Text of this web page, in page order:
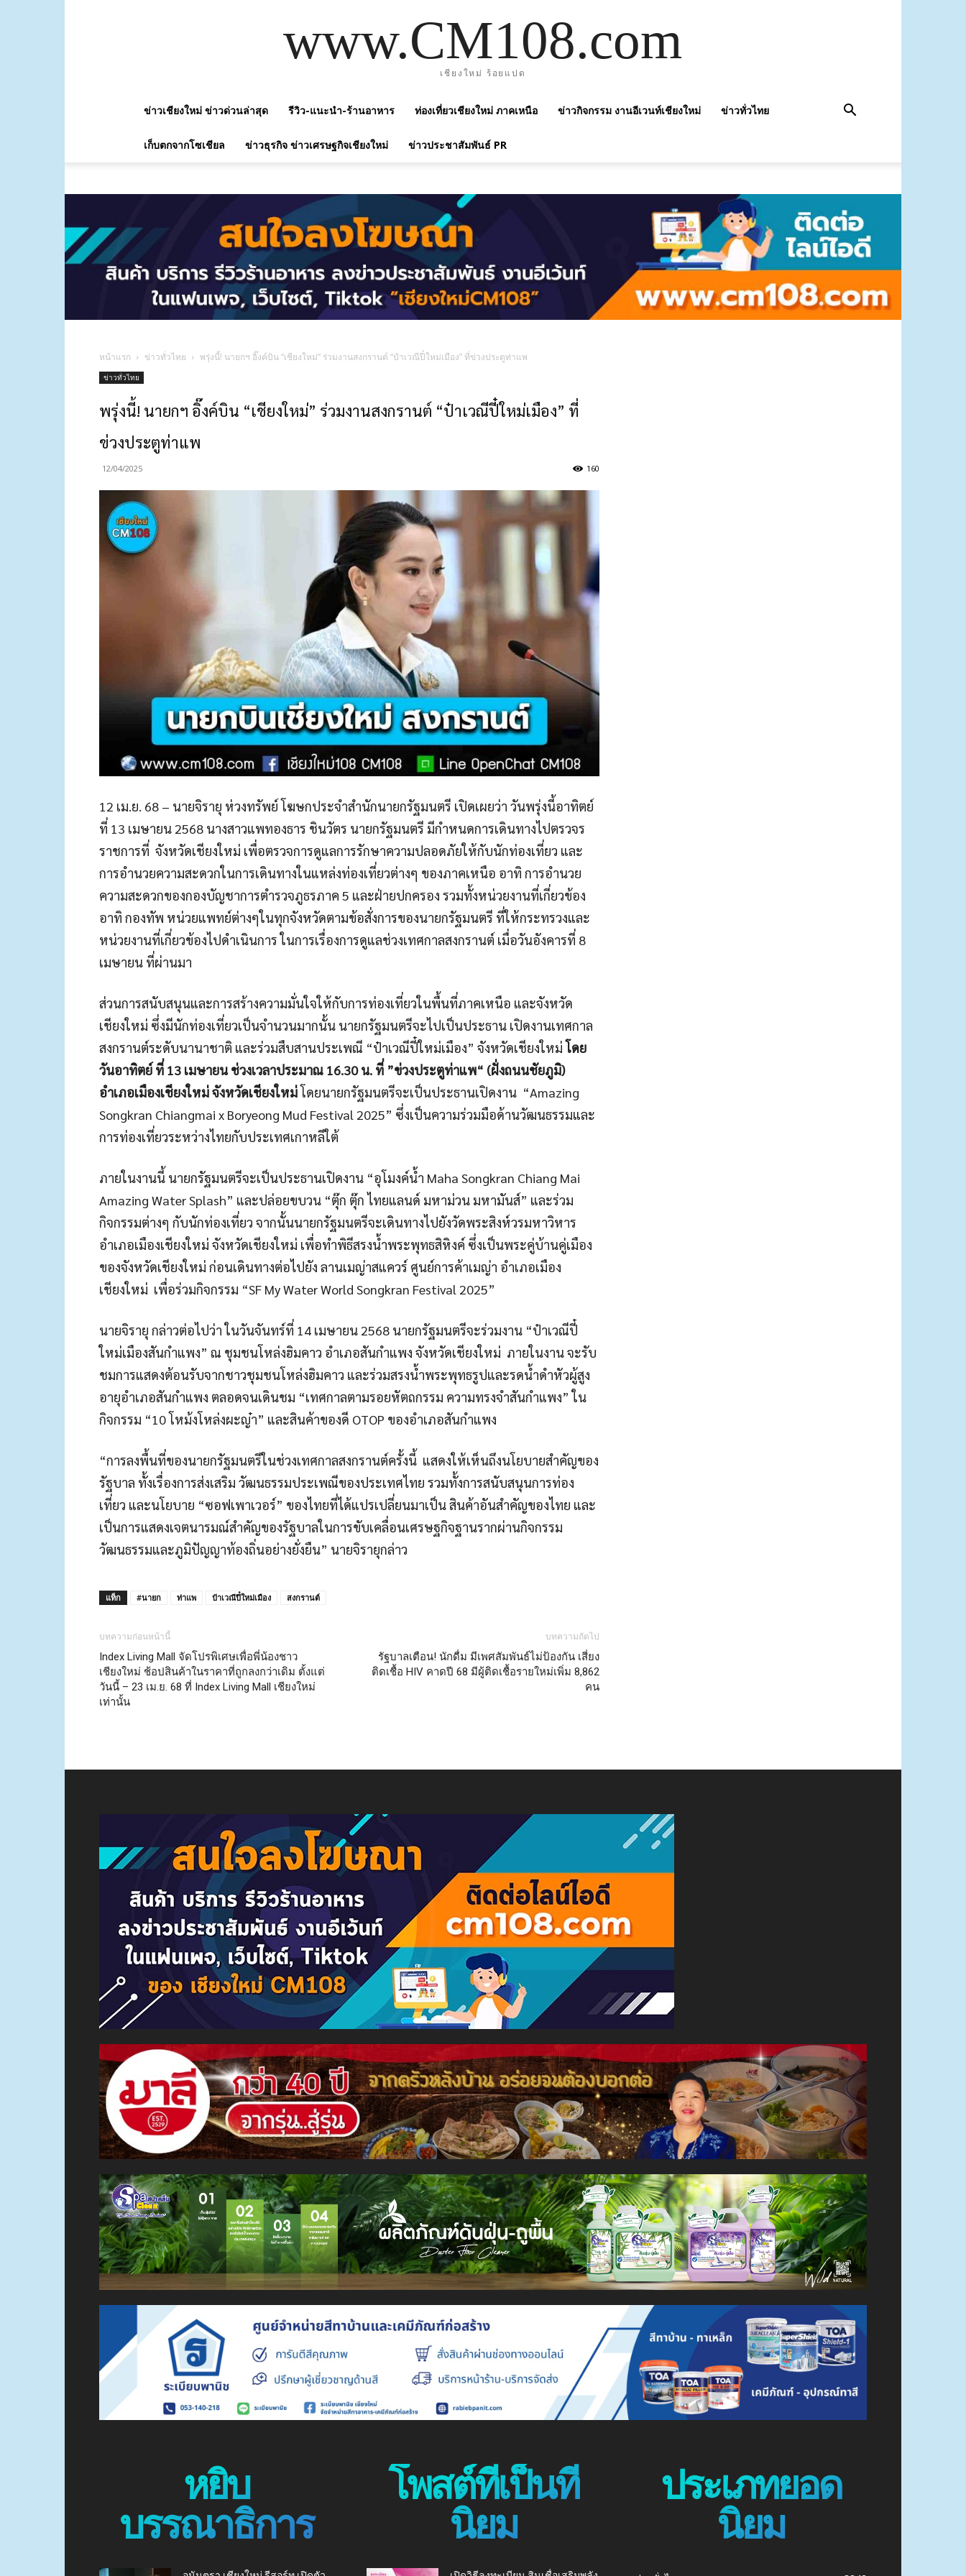
www.CM108.com
เชียงใหม่ ร้อยแปด
ข่าวเชียงใหม่ ข่าวด่วนล่าสุด รีวิว-แนะนำ-ร้านอาหาร ท่องเที่ยวเชียงใหม่ ภาคเหนือ ข่าวกิจกรรม งานอีเวนท์เชียงใหม่ ข่าวทั่วไทย
เก็บตกจากโซเชียล ข่าวธุรกิจ ข่าวเศรษฐกิจเชียงใหม่ ข่าวประชาสัมพันธ์ PR
หน้าแรก ข่าวทั่วไทย พรุ่งนี้! นายกฯ อิ๊งค์บิน “เชียงใหม่” ร่วมงานสงกรานต์ “ป๋าเวณีปี๋ใหม่เมือง” ที่ข่วงประตูท่าแพ
ข่าวทั่วไทย
พรุ่งนี้! นายกฯ อิ๊งค์บิน “เชียงใหม่” ร่วมงานสงกรานต์ “ป๋าเวณีปี๋ใหม่เมือง” ที่
ข่วงประตูท่าแพ
12/04/2025 160
12 เม.ย. 68 – นายจิรายุ ห่วงทรัพย์ โฆษกประจำสำนักนายกรัฐมนตรี เปิดเผยว่า วันพรุ่งนี้อาทิตย์
ที่ 13 เมษายน 2568 นางสาวแพทองธาร ชินวัตร นายกรัฐมนตรี มีกำหนดการเดินทางไปตรวจร
ราชการที่ จังหวัดเชียงใหม่ เพื่อตรวจการดูแลการรักษาความปลอดภัยให้กับนักท่องเที่ยว และ
การอำนวยความสะดวกในการเดินทางในแหล่งท่องเที่ยวต่างๆ ของภาคเหนือ อาทิ การอำนวย
ความสะดวกของกองบัญชาการตำรวจภูธรภาค 5 และฝ่ายปกครอง รวมทั้งหน่วยงานที่เกี่ยวข้อง
อาทิ กองทัพ หน่วยแพทย์ต่างๆในทุกจังหวัดตามข้อสั่งการของนายกรัฐมนตรี ที่ให้กระทรวงและ
หน่วยงานที่เกี่ยวข้องไปดำเนินการ ในการเรื่องการดูแลช่วงเทศกาลสงกรานต์ เมื่อวันอังคารที่ 8
เมษายน ที่ผ่านมา
ส่วนการสนับสนุนและการสร้างความมั่นใจให้กับการท่องเที่ยวในพื้นที่ภาคเหนือ และจังหวัด
เชียงใหม่ ซึ่งมีนักท่องเที่ยวเป็นจำนวนมากนั้น นายกรัฐมนตรีจะไปเป็นประธาน เปิดงานเทศกาล
สงกรานต์ระดับนานาชาติ และร่วมสืบสานประเพณี “ป๋าเวณีปี๋ใหม่เมือง” จังหวัดเชียงใหม่โดย
วันอาทิตย์ ที่ 13 เมษายน ช่วงเวลาประมาณ 16.30 น. ที่ ”ข่วงประตูท่าแพ“ (ฝั่งถนนชัยภูมิ)
อำเภอเมืองเชียงใหม่ จังหวัดเชียงใหม่โดยนายกรัฐมนตรีจะเป็นประธานเปิดงาน “Amazing
Songkran Chiangmai x Boryeong Mud Festival 2025” ซึ่งเป็นความร่วมมือด้านวัฒนธรรมและ
การท่องเที่ยวระหว่างไทยกับประเทศเกาหลีใต้
ภายในงานนี้ นายกรัฐมนตรีจะเป็นประธานเปิดงาน “อุโมงค์น้ำ Maha Songkran Chiang Mai
Amazing Water Splash” และปล่อยขบวน “ตุ๊ก ตุ๊ก ไทยแลนด์ มหาม่วน มหามันส์” และร่วม
กิจกรรมต่างๆ กับนักท่องเที่ยว จากนั้นนายกรัฐมนตรีจะเดินทางไปยังวัดพระสิงห์วรมหาวิหาร
อำเภอเมืองเชียงใหม่ จังหวัดเชียงใหม่ เพื่อทำพิธีสรงน้ำพระพุทธสิหิงค์ ซึ่งเป็นพระคู่บ้านคู่เมือง
ของจังหวัดเชียงใหม่ ก่อนเดินทางต่อไปยัง ลานเมญ่าสแควร์ ศูนย์การค้าเมญ่า อำเภอเมือง
เชียงใหม่ เพื่อร่วมกิจกรรม “SF My Water World Songkran Festival 2025”
นายจิรายุ กล่าวต่อไปว่า ในวันจันทร์ที่ 14 เมษายน 2568 นายกรัฐมนตรีจะร่วมงาน “ป๋าเวณีปี๋
ใหม่เมืองสันกำแพง” ณ ชุมชนโหล่งฮิมคาว อำเภอสันกำแพง จังหวัดเชียงใหม่ ภายในงาน จะรับ
ชมการแสดงต้อนรับจากชาวชุมชนโหล่งฮิมคาว และร่วมสรงน้ำพระพุทธรูปและรดน้ำดำหัวผู้สูง
อายุอำเภอสันกำแพง ตลอดจนเดินชม “เทศกาลตามรอยหัตถกรรม ความทรงจำสันกำแพง” ใน
กิจกรรม “10 โหม้งโหล่งผะญ๋า” และสินค้าของดี OTOP ของอำเภอสันกำแพง
“การลงพื้นที่ของนายกรัฐมนตรีในช่วงเทศกาลสงกรานต์ครั้งนี้ แสดงให้เห็นถึงนโยบายสำคัญของ
รัฐบาล ทั้งเรื่องการส่งเสริม วัฒนธรรมประเพณีของประเทศไทย รวมทั้งการสนับสนุนการท่อง
เที่ยว และนโยบาย “ซอฟเพาเวอร์” ของไทยที่ได้แปรเปลี่ยนมาเป็น สินค้าอันสำคัญของไทย และ
เป็นการแสดงเจตนารมณ์สำคัญของรัฐบาลในการขับเคลื่อนเศรษฐกิจฐานรากผ่านกิจกรรม
วัฒนธรรมและภูมิปัญญาท้องถิ่นอย่างยั่งยืน” นายจิรายุกล่าว
แท็ก #นายก ท่าแพ ป๋าเวณีปี๋ใหม่เมือง สงกรานต์
บทความก่อนหน้านี้
Index Living Mall จัดโปรพิเศษเพื่อพี่น้องชาว
เชียงใหม่ ช้อปสินค้าในราคาที่ถูกลงกว่าเดิม ตั้งแต่
วันนี้ – 23 เม.ย. 68 ที่ Index Living Mall เชียงใหม่
เท่านั้น
บทความถัดไป
รัฐบาลเตือน! นักดื่ม มีเพศสัมพันธ์ไม่ป้องกัน เสี่ยง
ติดเชื้อ HIV คาดปี 68 มีผู้ติดเชื้อรายใหม่เพิ่ม 8,862
คน
หยิบ
บรรณาธิการ
โพสต์ที่เป็นที่
นิยม
ประเภทยอด
นิยม